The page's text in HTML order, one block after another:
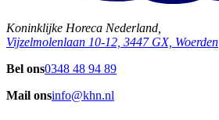
Koninklijke Horeca Nederland,
Vijzelmolenlaan 10-12, 3447 GX, Woerden
Bel ons0348 48 94 89
Mail onsinfo@khn.nl